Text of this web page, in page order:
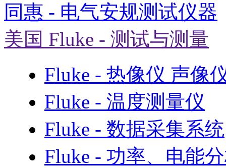
同惠 - 电气安规测试仪器
美国 Fluke - 测试与测量
Fluke - 热像仪 声像
Fluke - 温度测量仪
Fluke - 数据采集系统
Fluke - 功率、电能